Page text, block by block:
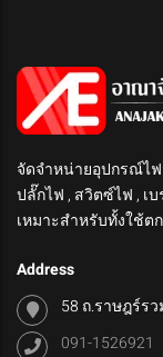
จัดจำหน่ายอุปกรณ์ไ
ปลั๊กไฟ , สวิตซ์ไฟ , เ
เหมาะสำหรับทั้งใช้ต
Address
58 ถ.ราษฎร์รว
091-1526921